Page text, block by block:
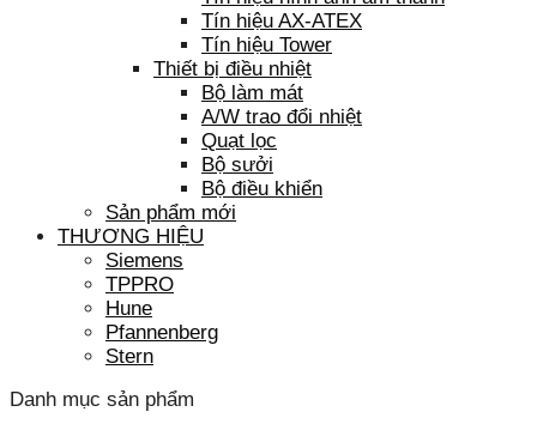
Tín hiệu AX-ATEX
Tín hiệu Tower
Thiết bị điều nhiệt
Bộ làm mát
A/W trao đổi nhiệt
Quạt lọc
Bộ sưởi
Bộ điều khiển
Sản phẩm mới
THƯƠNG HIỆU
Siemens
TPPRO
Hune
Pfannenberg
Stern
Danh mục sản phẩm